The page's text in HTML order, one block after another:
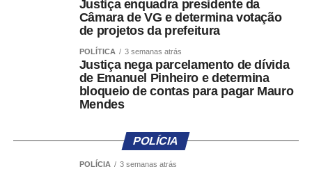
Em relação à morte de Willian Cesar Moreno, o Ministério
Público denunciou o acusado por homicídio qualificado
por motivo torpe, emprego de meio cruel e recurso que
impossibilitou a defesa da vítima. Conforme a acusação,
a ação foi premeditada e executada de forma a
efetiva de reação ou fuga diante dos disparos efetuados
Justiça enquadra presidente da
Câmara de VG e determina votação
de projetos da prefeitura
POLÍTICA 3 semanas atrás
Justiça nega parcelamento de dívida
de Emanuel Pinheiro e determina
bloqueio de contas para pagar Mauro
Mendes
POLÍCIA
POLÍCIA 3 semanas atrás